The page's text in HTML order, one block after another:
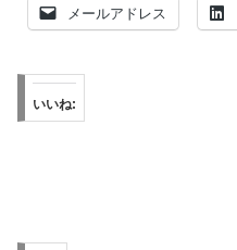
メールアドレス
いいね: